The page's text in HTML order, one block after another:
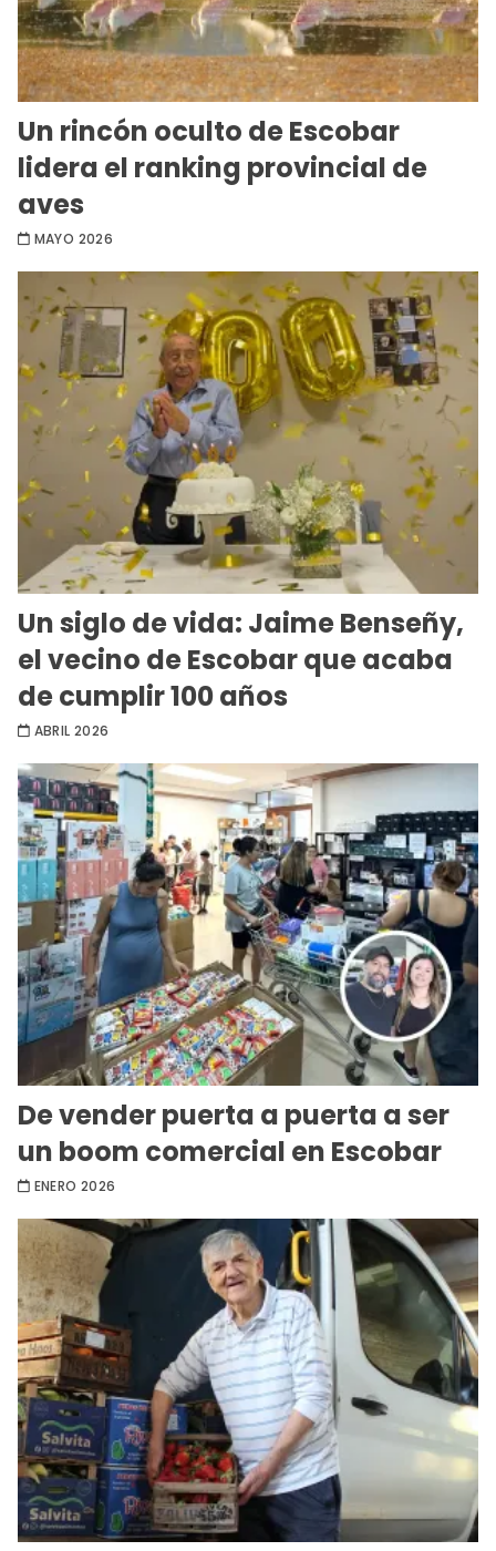
Un rincón oculto de Escobar
lidera el ranking provincial de
aves
MAYO 2026
Un siglo de vida: Jaime Benseñy,
el vecino de Escobar que acaba
de cumplir 100 años
ABRIL 2026
De vender puerta a puerta a ser
un boom comercial en Escobar
ENERO 2026